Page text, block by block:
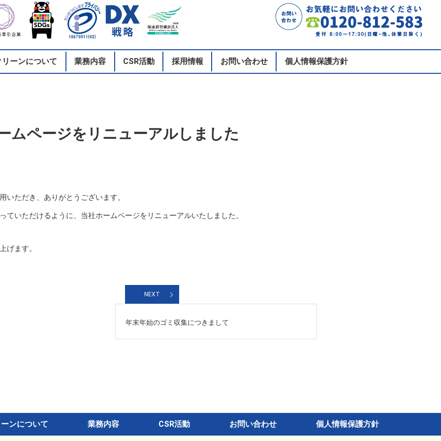
ーンについて 業務内容 CSR活動 採用情報 お問い合わせ 個人情報保護方針
ムページをリニューアルしました
いただき、ありがとうございます。
ていただけるように、当社ホームページをリニューアルいたしました。
げます。
NEXT
年末年始のゴミ収集につきまして
ンについて 業務内容 CSR活動 お問い合わせ 個人情報保護方針